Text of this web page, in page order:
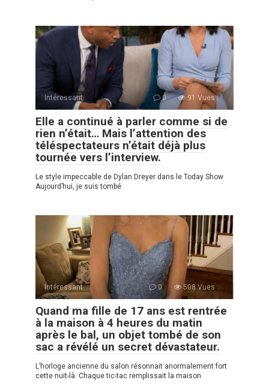
Intéressant 0 91 Vues :
Elle a continué à parler comme si de
rien n’était… Mais l’attention des
téléspectateurs n’était déjà plus
tournée vers l’interview.
Le style impeccable de Dylan Dreyer dans le Today Show
Aujourd’hui, je suis tombé
Intéressant 0 508 Vues :
Quand ma fille de 17 ans est rentrée
à la maison à 4 heures du matin
après le bal, un objet tombé de son
sac a révélé un secret dévastateur.
L’horloge ancienne du salon résonnait anormalement fort
cette nuit-là. Chaque tic-tac remplissait la maison